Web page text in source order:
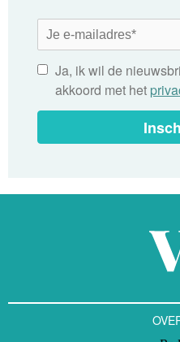
Ja, ik wil de
akkoord met het